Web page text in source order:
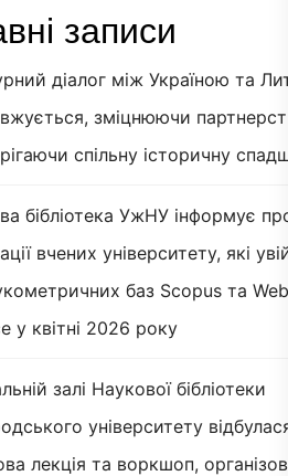
записи
діалог між Україною та
зміцнюючи
спільну історичну
бібліотека УжНУ інформує
вчених університету, які
баз Scopus та
у квітні 2026 року
залі Наукової бібліотеки
університету
лекція та воркшоп,